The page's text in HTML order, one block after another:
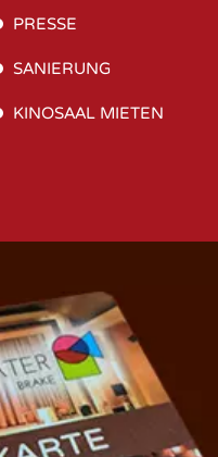
PRESSE
SANIERUNG
KINOSAAL MIETEN